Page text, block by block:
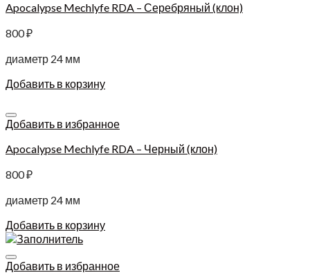
Apocalypse Mechlyfe RDA – Серебряный (клон)
800₽
диаметр 24 мм
Добавить в корзину
Добавить в избранное
Apocalypse Mechlyfe RDA – Черный (клон)
800₽
диаметр 24 мм
Добавить в корзину
Добавить в избранное